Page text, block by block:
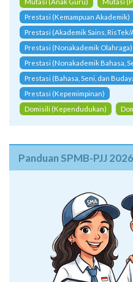
Prestasi (Kemampuan Akademik)
Prestasi (Akademik Sains,
Prestasi (Nonakademik Olahraga)
Prestasi (Nonakademik Bahasa,
Prestasi (Bahasa, Seni, dan
Prestasi (Kepemimpinan)
Domisili (Kependudukan)
Panduan SPMB-PJJ 2026